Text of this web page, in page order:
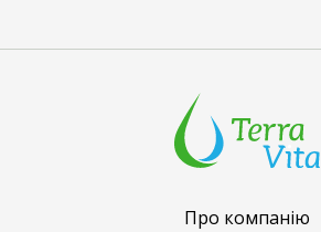
Про компанію